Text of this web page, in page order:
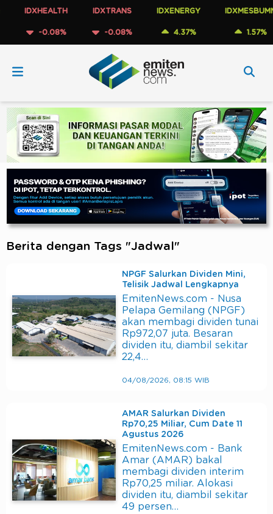
IDXHEALTH
-0.08%
IDXTRANS
-0.08%
IDXENERGY
4.37%
IDXMESBUMN
1.57%
Berita dengan Tags "Jadwal"
NPGF Salurkan Dividen Mini,
Telisik Jadwal Lengkapnya
EmitenNews.com - Nusa
Pelapa Gemilang (NPGF)
akan membagi dividen tunai
Rp972,07 juta. Besaran
dividen itu, diambil sekitar
22,4…
04/08/2026, 08:15 WIB
AMAR Salurkan Dividen
Rp70,25 Miliar, Cum Date 11
Agustus 2026
EmitenNews.com - Bank
Amar (AMAR) bakal
membagi dividen interim
Rp70,25 miliar. Alokasi
dividen itu, diambil sekitar
49 persen…